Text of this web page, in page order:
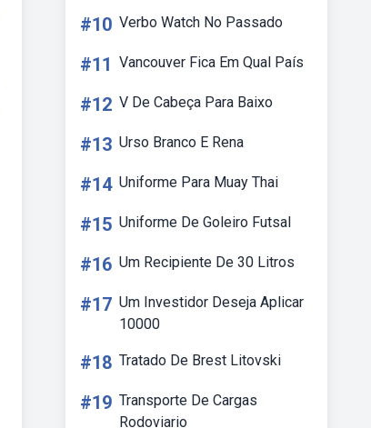
#10 Verbo Watch No Passado
#11 Vancouver Fica Em Qual País
#12 V De Cabeça Para Baixo
#13 Urso Branco E Rena
#14 Uniforme Para Muay Thai
#15 Uniforme De Goleiro Futsal
#16 Um Recipiente De 30 Litros
#17 Um Investidor Deseja Aplicar
10000
#18 Tratado De Brest Litovski
#19 Transporte De Cargas
Rodoviario